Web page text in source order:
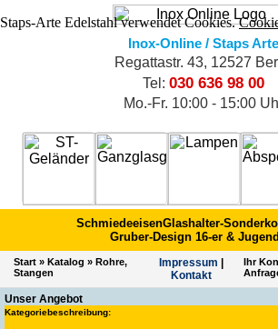
Staps-Arte Edelstahl verwendet Cookies.
Inox-Online / Staps Arte
Regattastr. 43, 12527
Tel: 030 636 98 00
Mo.-Fr. 10:00 - 15:00
SchmiedeeisenGlashalter-
Gruber-Design 16-er &
Start » Katalog » Rohre,
Stangen
Impres­sum
Kontakt
Ihr
Unser Angebot
Kategoriebeschreibung: